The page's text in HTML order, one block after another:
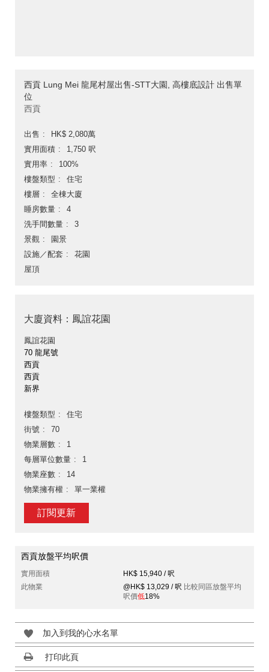
西貢 Lung Mei 龍尾村屋出售-STT大園, 高樓底設計 出售單
位
西貢
出售
HK$ 2,080萬
實用面積
1,750 呎
實用率
100%
樓盤類型
住宅
樓層
全棟大廈
睡房數量
4
洗手間數量
3
景觀
園景
設施／配套
花園
屋頂
大廈資料：鳳誼花園
鳳誼花園
70 龍尾號
西貢
西貢
新界
樓盤類型
住宅
街號
70
物業層數
1
每層單位數量
1
物業座數
14
物業擁有權
單一業權
訂閱更新
西貢放盤平均呎價
實用面積
HK$ 15,940 / 呎
此物業
@HK$ 13,029 / 呎 比較同區放盤平均
呎價低18%
加入到我的心水名單
打印此頁